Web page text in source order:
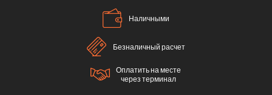
Наличными
Безналичный расчет
Оплатить на месте
через терминал